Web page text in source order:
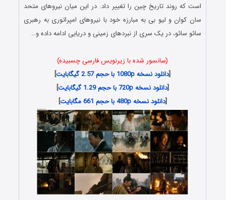
است که روند تاریخ چین را تغییر داد. در این میان نیروهای متحد
سان کوان و لیو بی به مبارزه خود با نیروهای امپراتوری به رهبری
سائو سائو، در یک سری از نبردهای زمینی و دریایی ادامه داده و…
(سانسور شده با زیرنویس فارسی چسبیده)
[دانلود نسخه 1080p با حجم 2.57 گیگابایت
]
[دانلود نسخه 720p با حجم 1.29 گیگابایت
]
[دانلود نسخه 480p با حجم 661 مگابایت ]